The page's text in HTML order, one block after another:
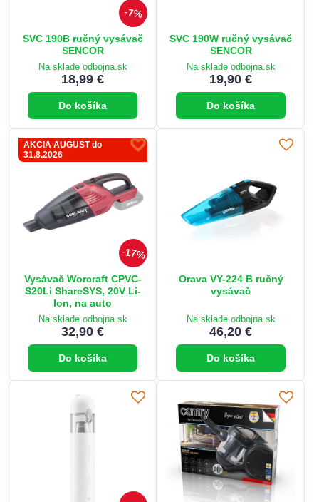
7%
SVC 190B ručný vysávač
SENCOR
Na sklade odbojna.sk
18,99 €
Do košíka
SVC 190W ručný vysávač
SENCOR
Na sklade odbojna.sk
19,90 €
Do košíka
17%
AKCIA AUGUST do
31.8.2026
Vysávač Worcraft CPVC-
S20Li ShareSYS, 20V Li-
Ion, na auto
Na sklade odbojna.sk
32,90 €
Do košíka
Orava VY-224 B ručný
vysávač
Na sklade odbojna.sk
46,20 €
Do košíka